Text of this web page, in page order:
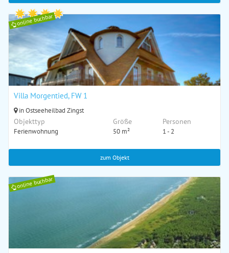
online buchbar
Villa Morgentied, FW 1
in Ostseeheilbad Zingst
Objekttyp
Ferienwohnung
Größe
50 m²
Personen
1 - 2
zum Objekt
online buchbar